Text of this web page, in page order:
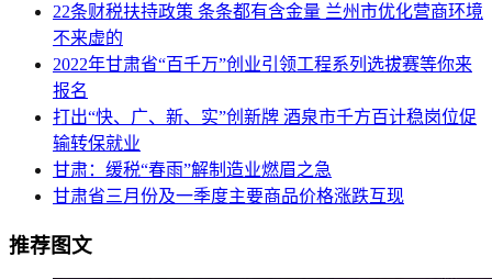
22条财税扶持政策 条条都有含金量 兰州市优化营商环境
不来虚的
2022年甘肃省“百千万”创业引领工程系列选拔赛等你来
报名
打出“快、广、新、实”创新牌 酒泉市千方百计稳岗位促
输转保就业
甘肃：缓税“春雨”解制造业燃眉之急
甘肃省三月份及一季度主要商品价格涨跌互现
推荐图文